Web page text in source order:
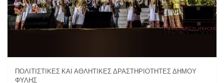
ΠΟΛΙΤΙΣΤΙΚΈΣ ΚΑΙ ΑΘΛΗΤΙΚΈΣ ΔΡΑΣΤΗΡΙΌΤΗΤΕΣ ΔΉΜΟΥ
ΦΥΛΉΣ